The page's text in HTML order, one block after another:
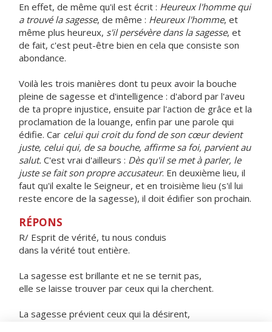
En effet, de même qu'il est écrit : Heureux l'homme qui
a trouvé la sagesse, de même : Heureux l'homme, et
même plus heureux, s'il persévère dans la sagesse, et
de fait, c'est peut-être bien en cela que consiste son
abondance.
Voilà les trois manières dont tu peux avoir la bouche
pleine de sagesse et d'intelligence : d'abord par l'aveu
de ta propre injustice, ensuite par l'action de grâce et la
proclamation de la louange, enfin par une parole qui
édifie. Car celui qui croit du fond de son cœur devient
juste, celui qui, de sa bouche, affirme sa foi, parvient au
salut. C'est vrai d'ailleurs : Dès qu'il se met à parler, le
juste se fait son propre accusateur. En deuxième lieu, il
faut qu'il exalte le Seigneur, et en troisième lieu (s'il lui
reste encore de la sagesse), il doit édifier son prochain.
RÉPONS
R/ Esprit de vérité, tu nous conduis
dans la vérité tout entière.
La sagesse est brillante et ne se ternit pas,
elle se laisse trouver par ceux qui la cherchent.
La sagesse prévient ceux qui la désirent,